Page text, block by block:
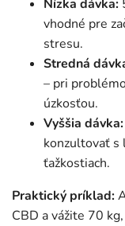
Nízka dávka:
vhodné pre
stresu.
Stredná
– pri
úzkosťou.
Vyššia dávka:
konzultovať s
ťažkostiach.
Praktický príklad:
CBD a vážite 70